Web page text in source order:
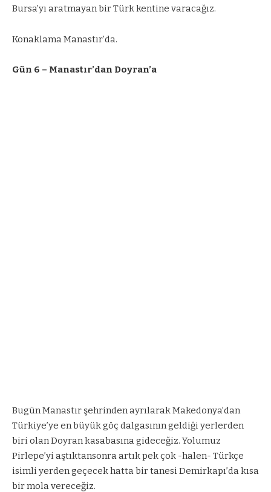
Bursa’yı aratmayan bir Türk kentine varacağız.
Konaklama Manastır’da.
Gün 6 – Manastır’dan Doyran’a
Bugün Manastır şehrinden ayrılarak Makedonya’dan
Türkiye’ye en büyük göç dalgasının geldiği yerlerden
biri olan Doyran kasabasına gideceğiz. Yolumuz
Pirlepe’yi aştıktansonra artık pek çok -halen- Türkçe
isimli yerden geçecek hatta bir tanesi Demirkapı’da kısa
bir mola vereceğiz.